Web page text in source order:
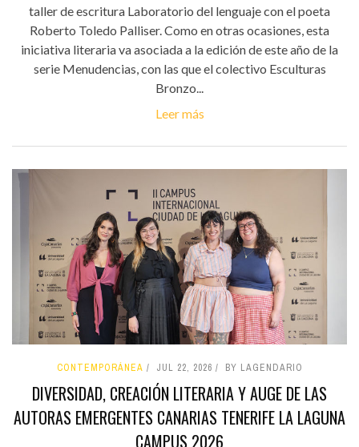
taller de escritura Laboratorio del lenguaje con el poeta
Roberto Toledo Palliser. Como en otras ocasiones, esta
iniciativa literaria va asociada a la edición de este año de la
serie Menudencias, con las que el colectivo Esculturas
Bronzo...
Leer más
CONTEMPORÁNEA JUL 22, 2026 BY LAGENDARIO
DIVERSIDAD, CREACIÓN LITERARIA Y AUGE DE LAS
AUTORAS EMERGENTES CANARIAS TENERIFE LA LAGUNA
CAMPUS 2026